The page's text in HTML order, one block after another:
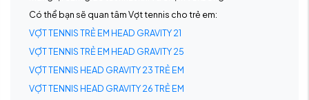
Có thể bạn sẽ quan tâm Vợt tennis cho trẻ em:
VỢT TENNIS TRẺ EM HEAD GRAVITY 21
VỢT TENNIS TRẺ EM HEAD GRAVITY 25
VỢT TENNIS HEAD GRAVITY 23 TRẺ EM
VỢT TENNIS HEAD GRAVITY 26 TRẺ EM